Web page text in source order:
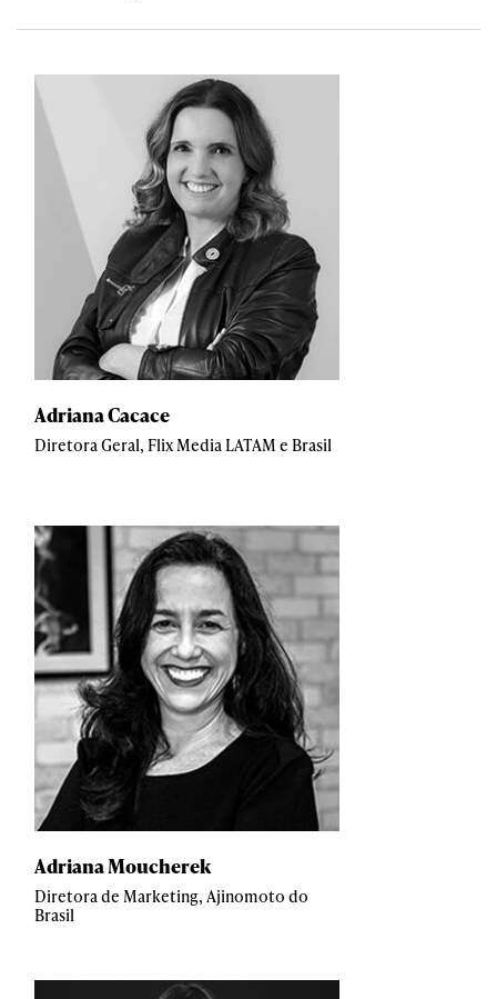
Adriana Cacace
Diretora Geral, Flix Media LATAM e Brasil
Adriana Moucherek
Diretora de Marketing, Ajinomoto do
Brasil